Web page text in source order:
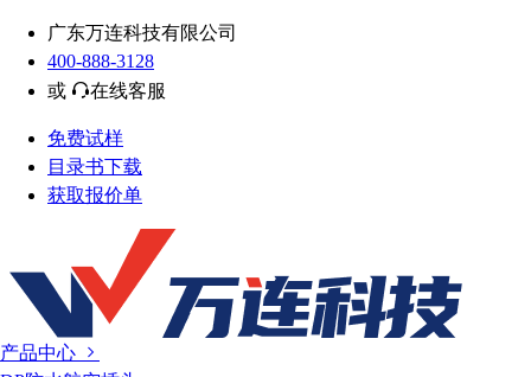
广东万连科技有限公司
400-888-3128
或
在线客服
免费试样
目录书下载
获取报价单
产品中心